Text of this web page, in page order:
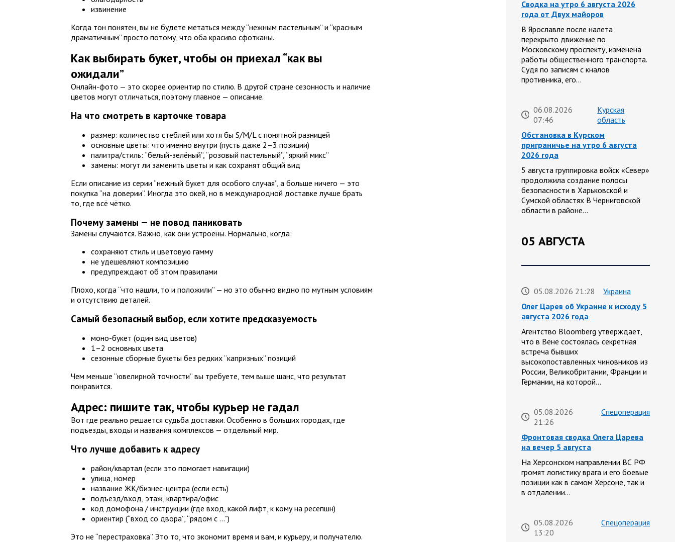
извинение
Когда тон понятен, вы не будете метаться между “нежным пастельным” и “красным
драматичным” просто потому, что оба красиво сфотканы.
Как выбирать букет, чтобы он приехал “как вы
ожидали”
Онлайн-фото — это скорее ориентир по стилю. В другой стране сезонность и наличие
цветов могут отличаться, поэтому главное — описание.
На что смотреть в карточке товара
размер: количество стеблей или хотя бы S/M/L с понятной разницей
основные цветы: что именно внутри (пусть даже 2–3 позиции)
палитра/стиль: “белый-зелёный”, “розовый пастельный”, “яркий микс”
замены: могут ли заменить цветы и как сохранят общий вид
Если описание из серии “нежный букет для особого случая”, а больше ничего — это
покупка “на доверии”. Иногда это окей, но в международной доставке лучше брать
то, где всё чётко.
Почему замены — не повод паниковать
Замены случаются. Важно, как они устроены. Нормально, когда:
сохраняют стиль и цветовую гамму
не удешевляют композицию
предупреждают об этом правилами
Плохо, когда “что нашли, то и положили” — но это обычно видно по мутным условиям
и отсутствию деталей.
Самый безопасный выбор, если хотите предсказуемость
моно-букет (один вид цветов)
1–2 основных цвета
сезонные сборные букеты без редких “капризных” позиций
Чем меньше “ювелирной точности” вы требуете, тем выше шанс, что результат
понравится.
Адрес: пишите так, чтобы курьер не гадал
Вот где реально решается судьба доставки. Особенно в больших городах, где
подъезды, входы и названия комплексов — отдельный мир.
Что лучше добавить к адресу
район/квартал (если это помогает навигации)
улица, номер
название ЖК/бизнес-центра (если есть)
подъезд/вход, этаж, квартира/офис
код домофона / инструкции (где вход, какой лифт, к кому на ресепшн)
ориентир (“вход со двора”, “рядом с …”)
Это не “перестраховка”. Это то, что экономит время и вам, и курьеру, и получателю.
Сводка на утро 6 августа 2026
года от Двух майоров
В Ярославле после налета
перекрыто движение по
Московскому проспекту, изменена
работы общественного транспорта.
Судя по записям с кналов
противника, его…
06.08.2026
07:46
Курская
область
Обстановка в Курском
приграничье на утро 6 августа
2026 года
5 августа группировка войск «Север»
продолжила создание полосы
безопасности в Харьковской и
Сумской областях В Черниговской
области в районе…
05 АВГУСТА
05.08.2026 21:28
Украина
Олег Царев об Украине к исходу 5
августа 2026 года
Агентство Bloomberg утверждает,
что в Вене состоялась секретная
встреча бывших
высокопоставленных чиновников из
России, Великобритании, Франции и
Германии, на которой…
05.08.2026
21:26
Спецоперация
Фронтовая сводка Олега Царева
на вечер 5 августа
На Херсонском направлении ВС РФ
громят логистику врага и его боевые
позиции как в самом Херсоне, так и
в отдалении…
05.08.2026
13:20
Спецоперация